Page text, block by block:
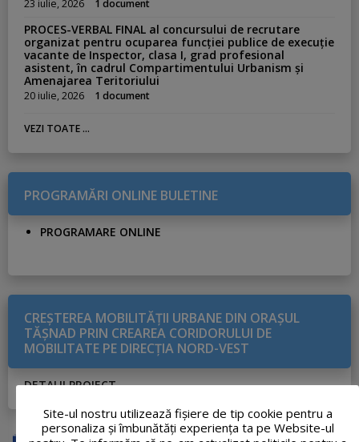
23 iulie, 2026 1 document
PROCES-VERBAL FINAL al concursului de recrutare
organizat pentru ocuparea funcției publice de execuție
vacante de Inspector, clasa I, grad profesional
asistent, în cadrul Compartimentului Urbanism și
Amenajarea Teritoriului
20 iulie, 2026 1 document
VEZI TOATE ...
PROGRAMĂRI ONLINE BULETINE
PROGRAMARE ONLINE
CREŞTEREA MOBILITĂŢII URBANE DIN ORAŞUL
TĂŞNAD PRIN CREAREA CORIDORULUI DE
MOBILITATE PE DIRECŢIA NORD-VEST
DETALII PROIECT
Site-ul nostru utilizează fişiere de tip cookie pentru a
personaliza și îmbunătăți experiența ta pe Website-ul